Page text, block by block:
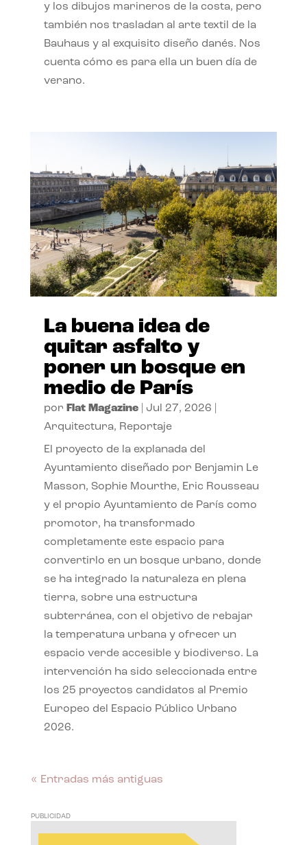
y los dibujos marineros de la costa, pero
también nos trasladan al arte textil de la
Bauhaus y al exquisito diseño danés. Nos
cuenta cómo es para ella un buen día de
verano.
La buena idea de
quitar asfalto y
poner un bosque en
medio de París
por Flat Magazine| Jul 27, 2026
Arquitectura, Reportaje
El proyecto de la explanada del
Ayuntamiento diseñado por Benjamin Le
Masson, Sophie Mourthe, Eric Rousseau
y el propio Ayuntamiento de París como
promotor, ha transformado
completamente este espacio para
convertirlo en un bosque urbano, donde
se ha integrado la naturaleza en plena
tierra, sobre una estructura
subterránea, con el objetivo de rebajar
la temperatura urbana y ofrecer un
espacio verde accesible y biodiverso. La
intervención ha sido seleccionada entre
los 25 proyectos candidatos al Premio
Europeo del Espacio Público Urbano
2026.
« Entradas más antiguas
PUBLICIDAD